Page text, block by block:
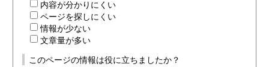
内容が分かりにくい
ページを探しにくい
情報が少ない
文章量が多い
このページの情報は役に立ちましたか？